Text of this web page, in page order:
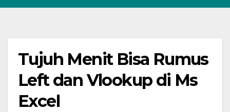
Tujuh Menit Bisa Rumus
Left dan Vlookup di Ms
Excel